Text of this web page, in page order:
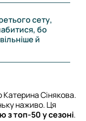
сету,
бо
й
Катерина Сінякова.
наживо. Ця
з топ-50 у сезоні.